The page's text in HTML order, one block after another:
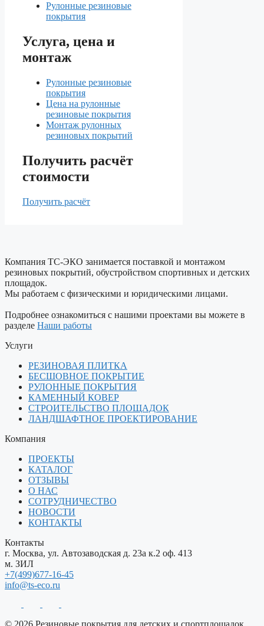
Рулонные резиновые
покрытия
Услуга, цена и
монтаж
Рулонные резиновые
покрытия
Цена на рулонные
резиновые покрытия
Монтаж рулонных
резиновых покрытий
Получить расчёт
стоимости
Получить расчёт
Компания ТС-ЭКО занимается поставкой и монтажом
резиновых покрытий, обустройством спортивных и детских
площадок.
Мы работаем с физическими и юридическими лицами.
Подробнее ознакомиться с нашими проектами вы можете в
разделе Наши работы
Услуги
РЕЗИНОВАЯ ПЛИТКА
БЕСШОВНОЕ ПОКРЫТИЕ
РУЛОННЫЕ ПОКРЫТИЯ
КАМЕННЫЙ КОВЕР
СТРОИТЕЛЬСТВО ПЛОЩАДОК
ЛАНДШАФТНОЕ ПРОЕКТИРОВАНИЕ
Компания
ПРОЕКТЫ
КАТАЛОГ
ОТЗЫВЫ
О НАС
СОТРУДНИЧЕСТВО
НОВОСТИ
КОНТАКТЫ
Контакты
г. Москва, ул. Автозаводская д. 23а к.2 оф. 413
м. ЗИЛ
+7(499)677-16-45
info@ts-eco.ru
© 2026 Резиновые покрытия для детских и спортплощадок.